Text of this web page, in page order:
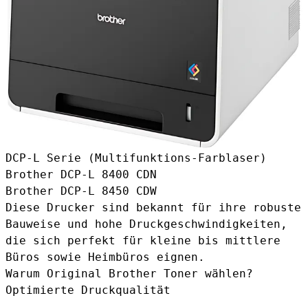
DCP-L Serie (Multifunktions-Farblaser)
Brother DCP-L 8400 CDN
Brother DCP-L 8450 CDW
Diese Drucker sind bekannt für ihre robuste
Bauweise und hohe Druckgeschwindigkeiten,
die sich perfekt für kleine bis mittlere
Büros sowie Heimbüros eignen.
Warum Original Brother Toner wählen?
Optimierte Druckqualität